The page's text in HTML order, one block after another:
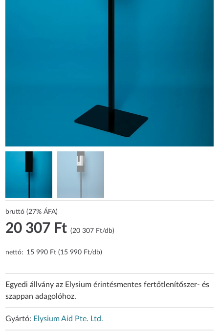
bruttó (27% ÁFA)
20 307 Ft(20 307 Ft/db)
nettó: 15 990 Ft (15 990 Ft/db)
Egyedi állvány az Elysium érintésmentes fertőtlenítőszer- és
szappan adagolóhoz.
Gyártó: Elysium Aid Pte. Ltd.